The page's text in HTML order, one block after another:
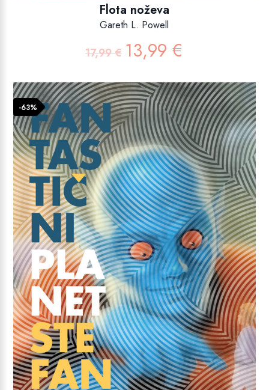
Flota noževa
Gareth L. Powell
17,99€ Izvorna
cijena
je:
17,99 €.
13,99 €
13,99 €.
-63%